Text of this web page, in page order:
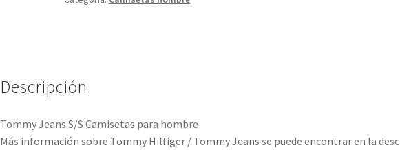
Descripción
Tommy Jeans S/S Camisetas para hombre
Más información sobre Tommy Hilfiger / Tommy Jeans se puede encontrar en la